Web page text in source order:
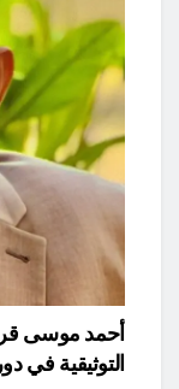
أحمد موسى
التوثيقية في